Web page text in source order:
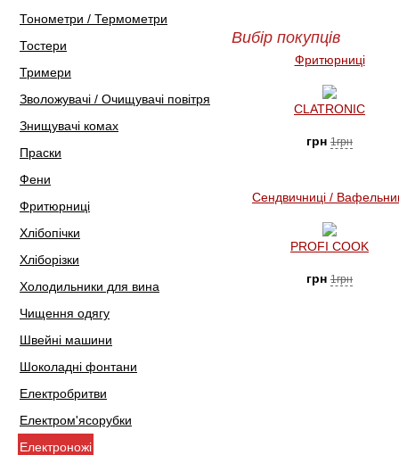
Тонометри / Термометри
Тостери
Тримери
Зволожувачі / Очищувачі повітря
Знищувачі комах
Праски
Фени
Фритюрниці
Хлібопічки
Хліборізки
Холодильники для вина
Чищення одягу
Швейні машини
Шоколадні фонтани
Електробритви
Електром'ясорубки
Електроножі
Вибір покупців
Фритюрниці
CLATRONIC
грн 1грн
Сендвичниці /
PROFI COOK
грн 1грн